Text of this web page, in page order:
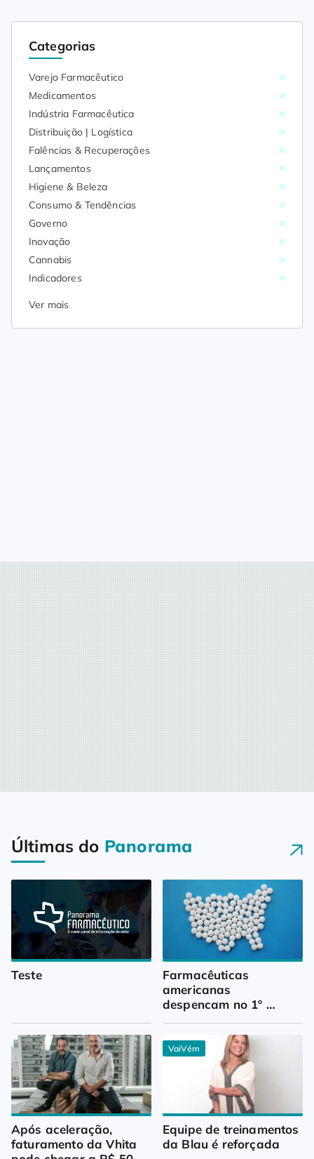
Categorias
Varejo Farmacêutico
Medicamentos
Indústria Farmacêutica
Distribuição | Logística
Falências & Recuperações
Lançamentos
Higiene & Beleza
Consumo & Tendências
Governo
Inovação
Cannabis
Indicadores
Ver mais
Últimas do Panorama
Teste
Farmacêuticas
americanas
despencam no 1º
Após aceleração,
faturamento da Vhita
VaiVém
Equipe de treinamentos
da Blau é reforçada